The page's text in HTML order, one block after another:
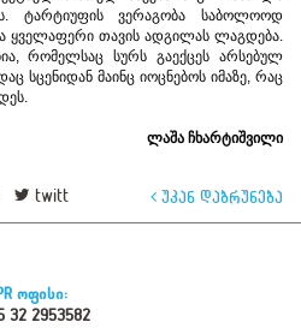
ტარტიუფის ვერაგობა საბოლოოდ
ყველაფერი თავის ადგილას ლაგდება.
რომელსაც სურს გაექცეს არსებულ
სცენიდან მაინც იოცნებოს იმაზე, რაც
ლაშა ჩხარტიშვილი
twitt უკან დაბრუნება
ოფისი:
32 2953582